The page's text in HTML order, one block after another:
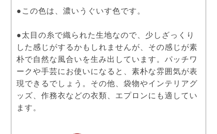
●この色は、濃いうぐいす色です。
●太目の糸で織られた生地なので、少しざっくり
した感じがするかもしれませんが、その感じが素
朴で自然な風合いを生み出しています。パッチワ
ークや手芸にお使いになると、素朴な雰囲気が表
現できるでしょう。その他、袋物やインテリアグ
ッズ、作務衣などの衣類、エプロンにも適してい
ます。